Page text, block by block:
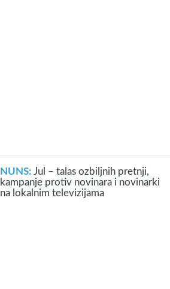
NUNS:Jul – talas ozbiljnih pretnji,
kampanje protiv novinara i novinarki
na lokalnim televizijama